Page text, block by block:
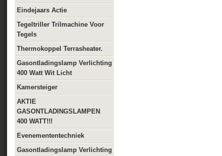
Eindejaars Actie
Tegeltriller Trilmachine Voor
Tegels
Thermokoppel Terrasheater.
Gasontladingslamp Verlichting
400 Watt Wit Licht
Kamersteiger
AKTIE
GASONTLADINGSLAMPEN
400 WATT!!!
Evenemententechniek
Gasontladingslamp Verlichting